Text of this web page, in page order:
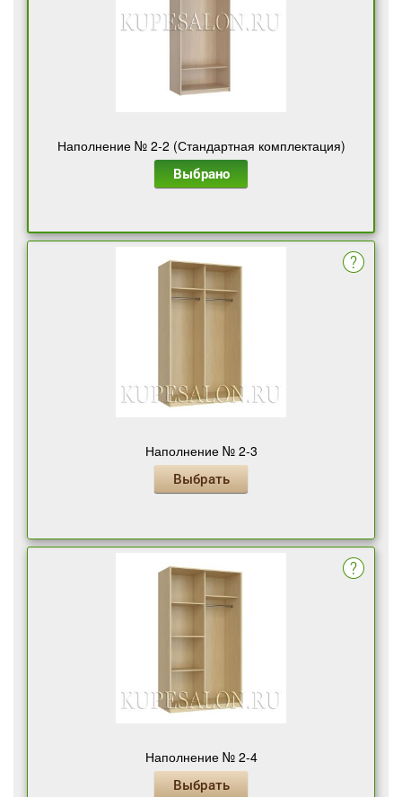
Наполнение № 2-2 (Стандартная комплектация)
Выбрано
Наполнение № 2-3
Выбрать
Наполнение № 2-4
Выбрать